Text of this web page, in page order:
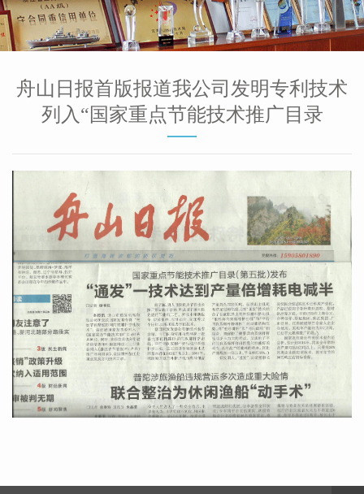
舟山日报首版报道我公司发明专利技术
列入“国家重点节能技术推广目录